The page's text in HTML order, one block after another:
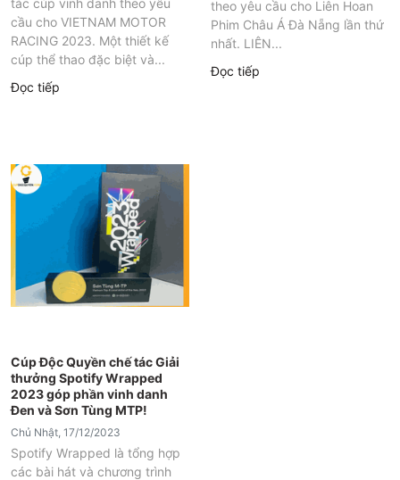
cầu cho VIETNAM MOTOR
RACING 2023. Một thiết kế
cúp thể thao đặc biệt và...
Đọc tiếp
theo yêu cầu cho Liên Hoan
Phim Châu Á Đà Nẵng lần thứ
nhất. LIÊN...
Đọc tiếp
Cúp Độc Quyền chế tác Giải
thưởng Spotify Wrapped
2023 góp phần vinh danh
Đen và Sơn Tùng MTP!
Chủ Nhật, 17/12/2023
Spotify Wrapped là tổng hợp
các bài hát và chương trình